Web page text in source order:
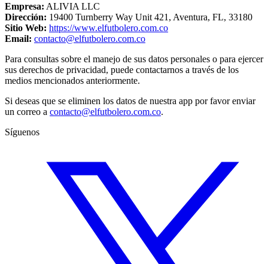
Empresa: ALIVIA LLC
Dirección: 19400 Turnberry Way Unit 421, Aventura, FL, 33180
Sitio Web: https://www.elfutbolero.com.co
Email: contacto@elfutbolero.com.co
Para consultas sobre el manejo de sus datos personales o para ejercer
sus derechos de privacidad, puede contactarnos a través de los
medios mencionados anteriormente.
Si deseas que se eliminen los datos de nuestra app por favor enviar
un correo a contacto@elfutbolero.com.co.
Síguenos